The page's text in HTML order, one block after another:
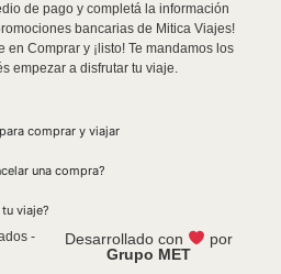
de pago y completá la información
bancarias de Mitica Viajes!
en Comprar y ¡listo! Te mandamos los
empezar a disfrutar tu viaje.
comprar y viajar
una compra?
viaje?
-
Desarrollado con
por
Grupo MET